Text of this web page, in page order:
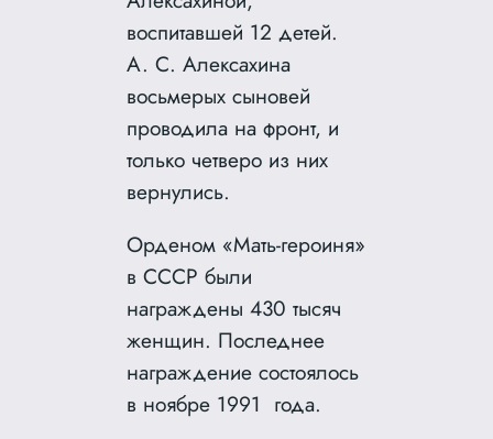
воспитавшей 12 детей.
А. С. Алексахина
восьмерых сыновей
проводила на фронт, и
только четверо из них
вернулись.
Орденом «Мать-героиня»
в СССР были
награждены 430 тысяч
женщин. Последнее
награждение состоялось
в ноябре 1991 года.